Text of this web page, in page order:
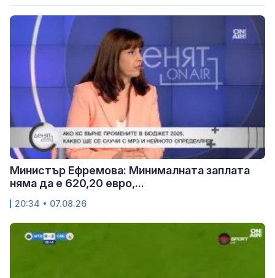
Министър Ефремова: Минималната заплата
няма да е 620,20 евро,...
20:34 • 07.08.26